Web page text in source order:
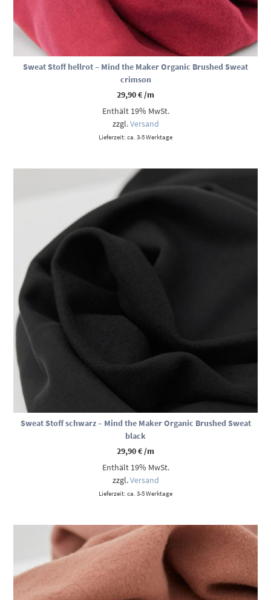
Sweat Stoff hellrot – Mind the Maker Organic Brushed Sweat
crimson
29,90€/m
Enthält 19% MwSt.
zzgl.Versand
Lieferzeit: ca. 3-5 Werktage
Sweat Stoff schwarz – Mind the Maker Organic Brushed Sweat
black
29,90€/m
Enthält 19% MwSt.
zzgl.Versand
Lieferzeit: ca. 3-5 Werktage